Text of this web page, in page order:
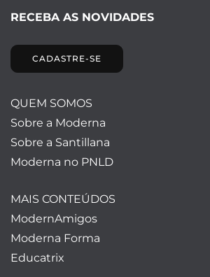
RECEBA AS NOVIDADES
CADASTRE-SE
QUEM SOMOS
Sobre a Moderna
Sobre a Santillana
Moderna no PNLD
MAIS CONTEÚDOS
ModernAmigos
Moderna Forma
Educatrix